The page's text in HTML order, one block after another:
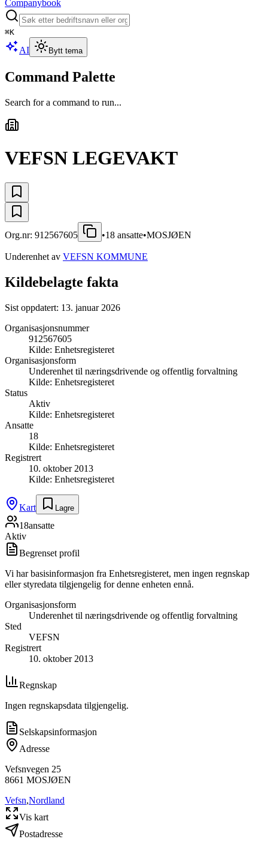
Companybook
⌘K
AI Bytt tema
Command Palette
Search for a command to run...
VEFSN LEGEVAKT
Org.nr: 912567605 •18 ansatte•MOSJØEN
Underenhet av VEFSN KOMMUNE
Kildebelagte fakta
Sist oppdatert: 13. januar 2026
Organisasjonsnummer
912567605
Kilde: Enhetsregisteret
Organisasjonsform
Underenhet til næringsdrivende og offentlig forvaltning
Kilde: Enhetsregisteret
Status
Aktiv
Kilde: Enhetsregisteret
Ansatte
18
Kilde: Enhetsregisteret
Registrert
10. oktober 2013
Kilde: Enhetsregisteret
Kart Lagre
18ansatte
Aktiv
Begrenset profil
Vi har basisinformasjon fra Enhetsregisteret, men ingen regnskap
eller styredata tilgjengelig for denne enheten ennå.
Organisasjonsform
Underenhet til næringsdrivende og offentlig forvaltning
Sted
VEFSN
Registrert
10. oktober 2013
Regnskap
Ingen regnskapsdata tilgjengelig.
Selskapsinformasjon
Adresse
Vefsnvegen 25
8661 MOSJØEN
Vefsn,Nordland
Vis kart
Postadresse